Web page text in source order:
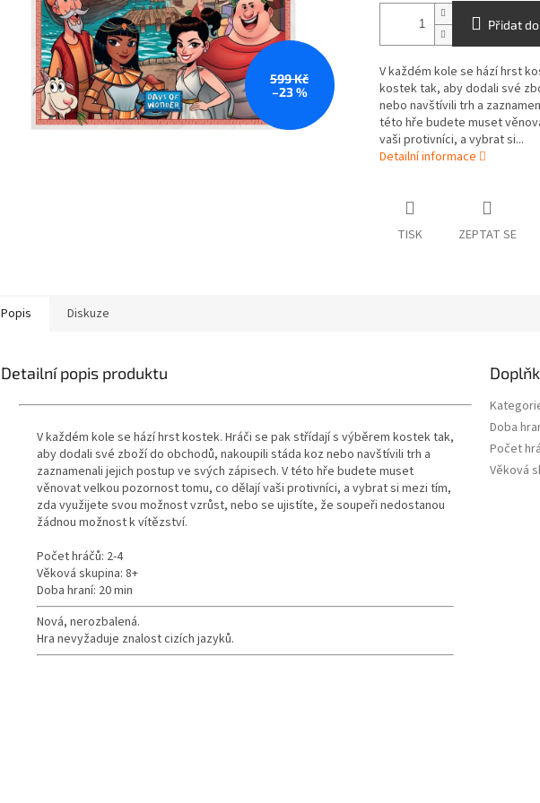
599 Kč
–23 %
Přidat
V každém kole se hází hrst
kostek tak, aby dodali své
nebo navštívili trh a
této hře budete muset
vaši protivníci, a vybrat si...
Detailní informace
TISK ZEPTAT SE
Popis Diskuze
Detailní popis produktu
V každém kole se hází hrst kostek. Hráči se pak střídají s výběrem kostek tak,
aby dodali své zboží do obchodů, nakoupili stáda koz nebo navštívili trh a
zaznamenali jejich postup ve svých zápisech. V této hře budete muset
věnovat velkou pozornost tomu, co dělají vaši protivníci, a vybrat si mezi tím,
zda využijete svou možnost vzrůst, nebo se ujistíte, že soupeři nedostanou
žádnou možnost k vítězství.
Počet hráčů: 2-4
Věková skupina: 8+
Doba hraní: 20 min
Nová, nerozbalená.
Hra nevyžaduje znalost cizích jazyků.
Doba
Počet
Věková